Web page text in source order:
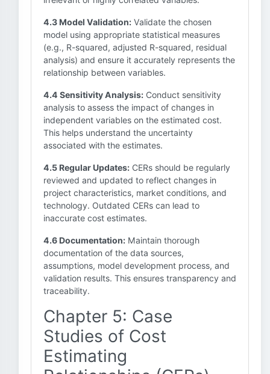
4.3 Model Validation: Validate the chosen
model using appropriate statistical measures
(e.g., R-squared, adjusted R-squared, residual
analysis) and ensure it accurately represents the
relationship between variables.
4.4 Sensitivity Analysis: Conduct sensitivity
analysis to assess the impact of changes in
independent variables on the estimated cost.
This helps understand the uncertainty
associated with the estimates.
4.5 Regular Updates: CERs should be regularly
reviewed and updated to reflect changes in
project characteristics, market conditions, and
technology. Outdated CERs can lead to
inaccurate cost estimates.
4.6 Documentation: Maintain thorough
documentation of the data sources,
assumptions, model development process, and
validation results. This ensures transparency and
traceability.
Chapter 5: Case
Studies of Cost
Estimating